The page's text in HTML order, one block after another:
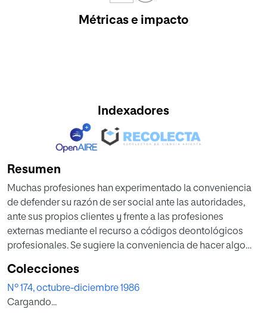
Métricas e impacto
Indexadores
Resumen
Muchas profesiones han experimentado la conveniencia
de defender su razón de ser social ante las autoridades,
ante sus propios clientes y frente a las profesiones
externas mediante el recurso a códigos deontológicos
profesionales. Se sugiere la conveniencia de hacer algo
problemas y las necesidades específicas de la actividad
educativa en nuestro tiempo. Una de las dificultades más
destacables para realizar una codificación de principios
Colecciones
Nº 174, octubre-diciembre 1986
Cargando...